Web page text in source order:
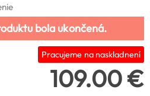
bola ukončená.
Pracujeme na naskladnení
109.00 €